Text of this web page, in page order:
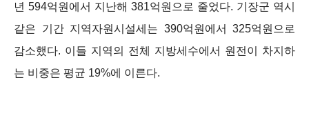
년 594억원에서 지난해 381억원으로 줄었다. 기장군 역시
같은 기간 지역자원시설세는 390억원에서 325억원으로
감소했다. 이들 지역의 전체 지방세수에서 원전이 차지하
는 비중은 평균 19%에 이른다.